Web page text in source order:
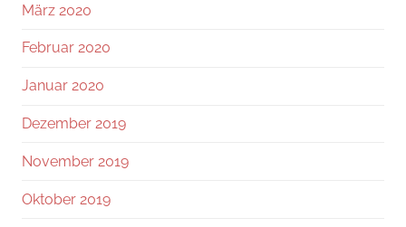
März 2020
Februar 2020
Januar 2020
Dezember 2019
November 2019
Oktober 2019